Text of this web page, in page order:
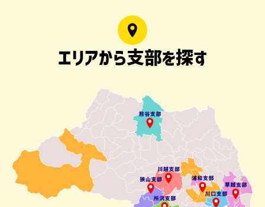
エリアから支部を探す